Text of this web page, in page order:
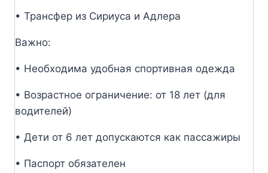
• Трансфер из Сириуса и Адлера
Важно:
• Необходима удобная спортивная одежда
• Возрастное ограничение: от 18 лет (для
водителей)
• Дети от 6 лет допускаются как пассажиры
• Паспорт обязателен